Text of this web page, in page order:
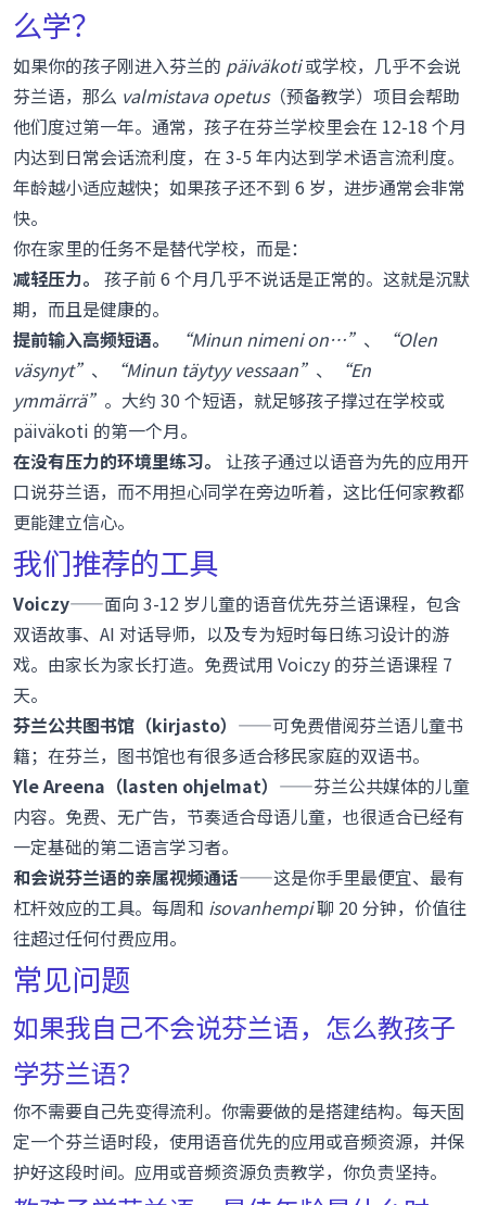
么学？
如果你的孩子刚进入芬兰的 päiväkoti或学校，几乎不会说
芬兰语，那么 valmistava opetus（预备教学）项目会帮助
他们度过第一年。通常，孩子在芬兰学校里会在 12-18 个月
内达到日常会话流利度，在 3-5 年内达到学术语言流利度。
年龄越小适应越快；如果孩子还不到 6 岁，进步通常会非常
快。
你在家里的任务不是替代学校，而是：
减轻压力。 孩子前 6 个月几乎不说话是正常的。这就是沉默
期，而且是健康的。
提前输入高频短语。
“Minun nimeni on…” 、
“Olen
väsynyt” 、 “Minun täytyy vessaan” 、
“En
ymmärrä” 。大约 30 个短语，就足够孩子撑过在学校或
päiväkoti 的第一个月。
在没有压力的环境里练习。 让孩子通过以语音为先的应用开
口说芬兰语，而不用担心同学在旁边听着，这比任何家教都
更能建立信心。
我们推荐的工具
Voiczy——面向 3-12 岁儿童的语音优先芬兰语课程，包含
双语故事、AI 对话导师，以及专为短时每日练习设计的游
戏。由家长为家长打造。 免费试用 Voiczy 的芬兰语课程 7
天。
芬兰公共图书馆（kirjasto） ——可免费借阅芬兰语儿童书
籍；在芬兰，图书馆也有很多适合移民家庭的双语书。
Yle Areena（lasten ohjelmat） ——芬兰公共媒体的儿童
内容。免费、无广告，节奏适合母语儿童，也很适合已经有
一定基础的第二语言学习者。
和会说芬兰语的亲属视频通话——这是你手里最便宜、最有
杠杆效应的工具。每周和 isovanhempi聊 20 分钟，价值往
往超过任何付费应用。
常见问题
如果我自己不会说芬兰语，怎么教孩子
学芬兰语？
你不需要自己先变得流利。你需要做的是搭建结构。每天固
定一个芬兰语时段，使用语音优先的应用或音频资源，并保
护好这段时间。应用或音频资源负责教学，你负责坚持。